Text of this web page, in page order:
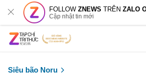
FOLLOWZNEWS TRÊNZALO
Cập nhật tin mới
Siêu bão Noru